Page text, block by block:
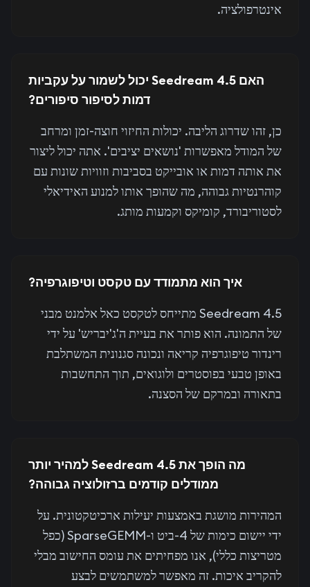
אינטרפולציה.
האם Seedream 4.5 יכול לשמור על עקביות
דמות לסיפור סיפורים?
כן, זהו שדרוג הליבה. יכולות החיזוי חוצה-זמן ומרחב
של המודל מאפשרות 'נושאים יציבים'. אתה יכול ליצור
את אותה דמות או אובייקט בסביבות וזוויות שונות עם
קוהרנטיות גבוהה, מה שהופך אותו למנוע האידיאלי
לסטוריבורד, קומיקס וקמעות מותג.
איך הוא מתמודד עם טקסט וטיפוגרפיה?
Seedream 4.5 מתייחס לטקסט כאל אלמנט מבני
של התמונה. הוא פותר את בעיית ה'ג'יבריש' על ידי
רינדור טיפוגרפיה קריאה ונכונה סגנונית המשתלבת
באופן טבעי בפוסטרים ולוגואים, תוך התחשבות
בתאורה ובמרקם של הסצנה.
מה הופך את Seedream 4.5 למהיר יותר
ממודלים קודמים ברזולוציה גבוהה?
המהירות מושגת באמצעות יעילות ארכיטקטונית. על
ידי יישום כימות של 4-ביט ו-SparseGEMM (כפל
מטריצות כללי), אנו מפחיתים את עומס החישוב מבלי
להקריב איכות. זה מאפשר למשתמשים לבצע